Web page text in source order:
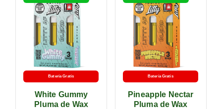
Batería Gratis
White Gummy
Pluma de Wax
Batería Gratis
Pineapple Nectar
Pluma de Wax